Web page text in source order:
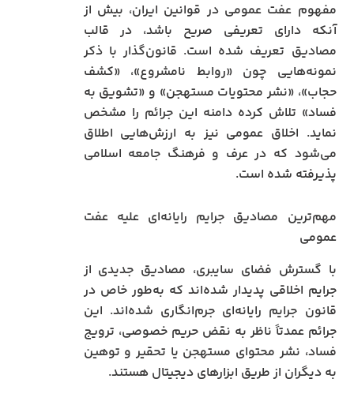
مفهوم عفت عمومی در قوانین ایران، بیش از
آنکه دارای تعریفی صریح باشد، در قالب
مصادیق تعریف شده است. قانون‌گذار با ذکر
نمونه‌هایی چون «روابط نامشروع»، «کشف
حجاب»، «نشر محتویات مستهجن» و «تشویق به
فساد» تلاش کرده دامنه این جرائم را مشخص
نماید. اخلاق عمومی نیز به ارزش‌هایی اطلاق
می‌شود که در عرف و فرهنگ جامعه اسلامی
پذیرفته شده است.
مهم‌ترین مصادیق جرایم رایانه‌ای علیه عفت
عمومی
با گسترش فضای سایبری، مصادیق جدیدی از
جرایم اخلاقی پدیدار شده‌اند که به‌طور خاص در
قانون جرایم رایانه‌ای جرم‌انگاری شده‌اند. این
جرائم عمدتاً ناظر به نقض حریم خصوصی، ترویج
فساد، نشر محتوای مستهجن یا تحقیر و توهین
به دیگران از طریق ابزارهای دیجیتال هستند.